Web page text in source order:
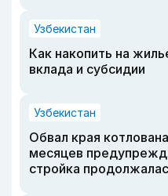
Узбекистан
Как накопить на
вклада и субсидии
Узбекистан
Обвал края
месяцев
стройка